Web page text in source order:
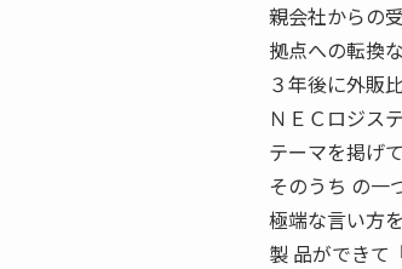
親会社からの
拠点への転換
３年後に外販
ＮＥＣロジス
テーマを掲げ
そのうち の一
極端な言い方
製 品ができて